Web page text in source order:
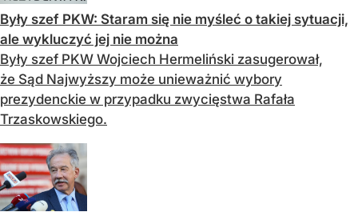
Były szef PKW: Staram się nie myśleć o takiej sytuacji,
ale wykluczyć jej nie można
Były szef PKW Wojciech Hermeliński zasugerował,
że Sąd Najwyższy może unieważnić wybory
prezydenckie w przypadku zwycięstwa Rafała
Trzaskowskiego.